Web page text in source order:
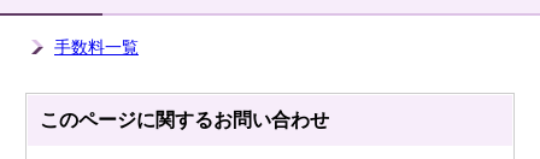
手数料一覧
このページに関するお問い合わせ